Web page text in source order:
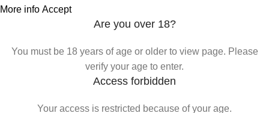
More info Accept
Are you over 18?
You must be 18 years of age or older to view page. Please
verify your age to enter.
Access forbidden
Your access is restricted because of your age.